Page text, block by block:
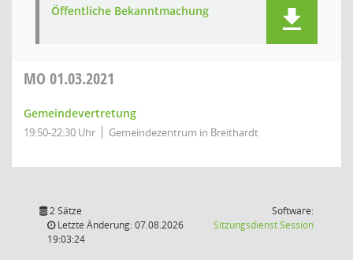
Öffentliche Bekanntmachung
MO 01.03.2021
Gemeindevertretung
19:50-22:30 Uhr Gemeindezentrum in Breithardt
2 Sätze
Letzte Änderung: 07.08.2026
19:03:24
Software:
SitzungsdienstSession(Wird in